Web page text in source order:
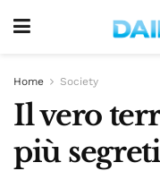
Home Society
Il vero
più segreti